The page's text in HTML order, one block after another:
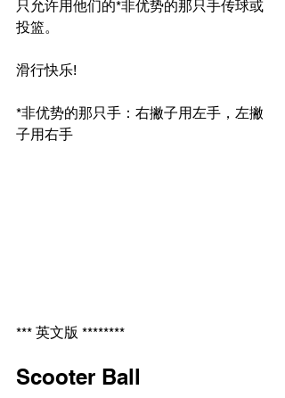
只允许用他们的*非优势的那只手传球或
投篮。
滑行快乐!
*非优势的那只手：右撇子用左手，左撇
子用右手
​*** 英文版 ********
Scooter Ball